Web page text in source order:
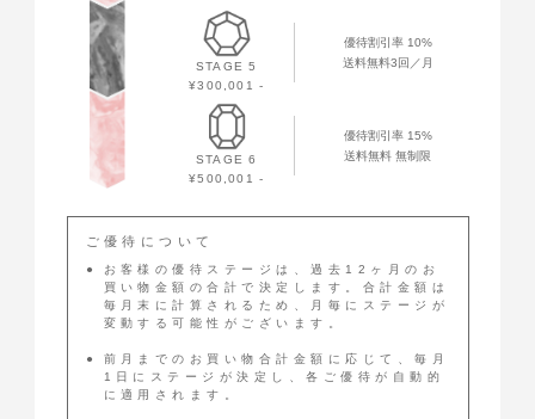
STAGE 5
¥300,001 -
優待割引率 10%
送料無料3回／月
STAGE 6
¥500,001 -
優待割引率 15%
送料無料 無制限
ご優待について
お客様の優待ステージは、過去12ヶ月のお
買い物金額の合計で決定します。合計金額は
毎月末に計算されるため、月毎にステージが
変動する可能性がございます。
前月までのお買い物合計金額に応じて、毎月
1日にステージが決定し、各ご優待が自動的
に適用されます。